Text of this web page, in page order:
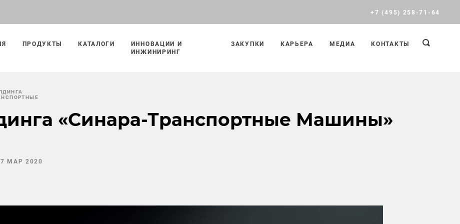
+7 (495) 258-71-64
ПРОДУКТЫ КАТАЛОГИ
ИННОВАЦИИ И
ИНЖИНИРИНГ
ЗАКУПКИ КАРЬЕРА МЕДИА КОНТАКТЫ
«Синара-Транспортные Машины»
МАР 2020